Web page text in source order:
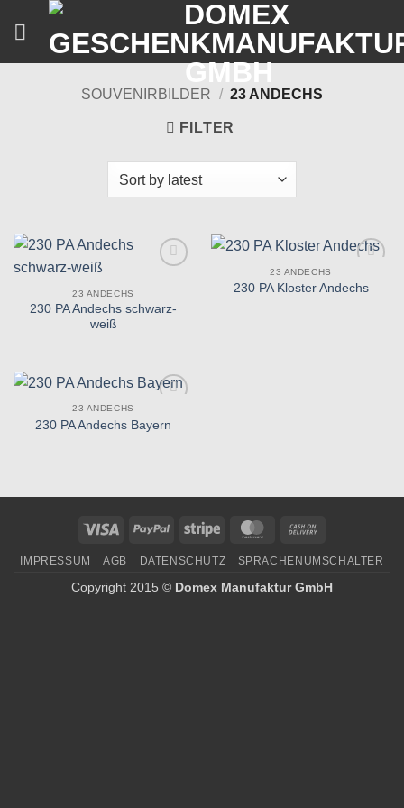
SOUVENIRBILDER / 23 ANDECHS
FILTER
Wunschliste
hinzufügen
23 ANDECHS
230 PA Andechs schwarz-
weiß
Wunschliste
23 ANDECHS
230 PA Kloster Andechs
Wunschliste
23 ANDECHS
230 PA Andechs Bayern
Visa PayPal Stripe MasterCard
Delivery
IMPRESSUM AGB DATENSCHUTZ SPRACHENUMSCHALTER
Copyright 2015 © Domex Manufaktur GmbH